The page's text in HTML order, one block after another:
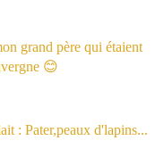
grand père qui étaient
😊
: Pater,peaux d'lapins...